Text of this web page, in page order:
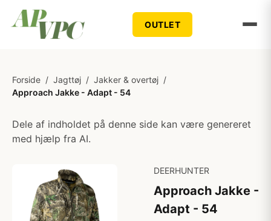
OUTLET
Forside / Jagttøj / Jakker & overtøj /
Approach Jakke - Adapt - 54
Dele af indholdet på denne side kan være genereret
med hjælp fra AI.
DEERHUNTER
Approach Jakke -
Adapt - 54